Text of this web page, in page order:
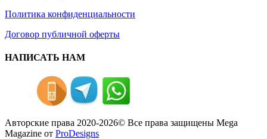
Политика конфиденциальности
Договор публичной оферты
НАПИСАТЬ НАМ
Авторские права 2020-2026© Все права защищены Mega
Magazine от ProDesigns